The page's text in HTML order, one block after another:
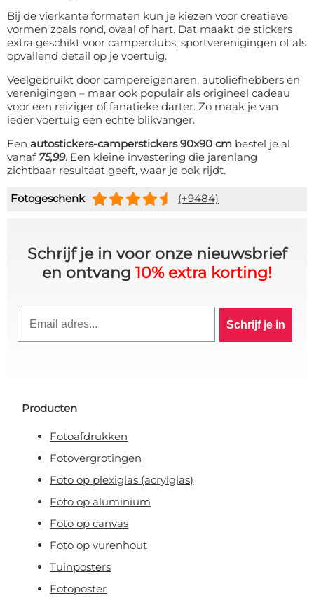
Bij de vierkante formaten kun je kiezen voor creatieve
vormen zoals rond, ovaal of hart. Dat maakt de stickers
extra geschikt voor camperclubs, sportverenigingen of als
opvallend detail op je voertuig.
Veelgebruikt door campereigenaren, autoliefhebbers en
verenigingen – maar ook populair als origineel cadeau
voor een reiziger of fanatieke darter. Zo maak je van
ieder voertuig een echte blikvanger.
Een autostickers-camperstickers 90x90 cm bestel je al
vanaf 75,99. Een kleine investering die jarenlang
zichtbaar resultaat geeft, waar je ook rijdt.
Fotogeschenk (+9484)
Schrijf je in voor onze nieuwsbrief
en ontvang 10% extra korting!
Schrijf je in
Producten
Fotoafdrukken
Fotovergrotingen
Foto op plexiglas (acrylglas)
Foto op aluminium
Foto op canvas
Foto op vurenhout
Tuinposters
Fotoposter
10% KORTING OP JE
Schrijf je in voor de VIP-club en blijf
exclusieve deals & persoonlijke
Claim korting!
Nee, ik wil geen korting!